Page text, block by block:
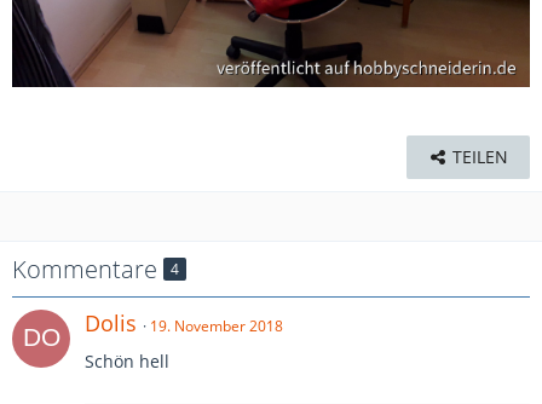
TEILEN
Kommentare 4
Dolis 19. November 2018
Schön hell